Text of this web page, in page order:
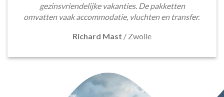
gezinsvriendelijke vakanties. De pakketten
omvatten vaak accommodatie, vluchten en transfer.
Richard Mast / Zwolle